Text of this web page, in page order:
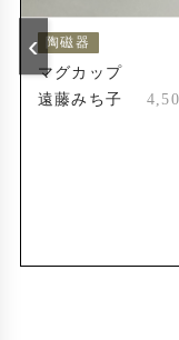
2010年
陶磁器
マグカップ
遠藤みち子
‹